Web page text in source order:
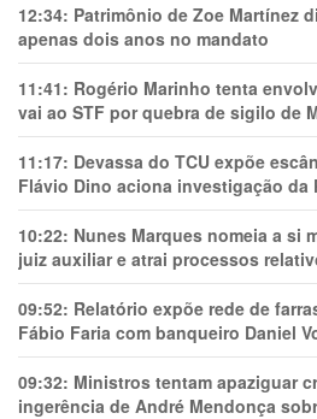
12:34: Patrimônio de Zoe Martínez
apenas dois anos no mandato
11:41: Rogério Marinho tenta
vai ao STF por quebra de sigilo de
11:17: Devassa do TCU expõe
Flávio Dino aciona investigação da
10:22: Nunes Marques nomeia a si
juiz auxiliar e atrai processos
09:52: Relatório expõe rede de
Fábio Faria com banqueiro Daniel
09:32: Ministros tentam apaziguar
ingerência de André Mendonça